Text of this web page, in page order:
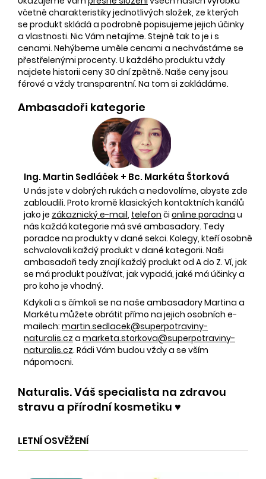
včetně charakteristiky jednotlivých složek, ze kterých
se produkt skládá a podrobně popisujeme jejich účinky
a vlastnosti. Nic Vám netajíme. Stejně tak to je i s
cenami. Nehýbeme uměle cenami a nechvástáme se
přestřelenými procenty. U každého produktu vždy
najdete historii ceny 30 dní zpětně. Naše ceny jsou
férové a vždy transparentní. Na tom si zakládáme.
Ambasadoři kategorie
Ing. Martin Sedláček + Bc. Markéta Štorková
U nás jste v dobrých rukách a nedovolíme, abyste zde
zabloudili. Proto kromě klasických kontaktních kanálů
jako je zákaznický e-mail, telefon či online poradna u
nás každá kategorie má své ambasadory. Tedy
poradce na produkty v dané sekci. Kolegy, kteří osobně
schvalovali každý produkt v dané kategorii. Naši
ambasadoři tedy znají každý produkt od A do Z. Ví, jak
se má produkt používat, jak vypadá, jaké má účinky a
pro koho je vhodný.
Kdykoli a s čímkoli se na naše ambasadory Martina a
Markétu můžete obrátit přímo na jejich osobních e-
mailech: martin.sedlacek@superpotraviny-
naturalis.cz a marketa.storkova@superpotraviny-
naturalis.cz. Rádi Vám budou vždy a se vším
nápomocni.
Naturalis. Váš specialista na zdravou
stravu a přírodní kosmetiku ♥️
LETNÍ OSVĚŽENÍ